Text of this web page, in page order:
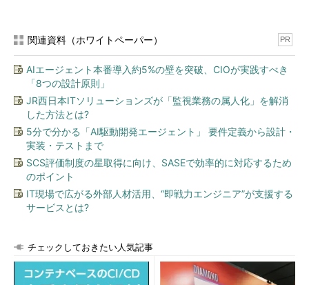
インストール作業が完了すると、［スタート］メニュー
［UltraVNC］という項目が作成される。
ビューアを起動すると、接続先や通信方法などを
（1） 接続先の指定。
関連資料（ホワイトペーパー） PR
AIエージェント本番導入約5%の壁を突破、CIOが実践すべき
「8つの設計原則」
JR西日本ITソリューションズが「監視業務の属人化」を解消
した方法とは?
5分で分かる「AI駆動開発エージェント」 要件定義から設計・
実装・テストまで
SCS評価制度の星取得に向け、SASEで効率的に対応するため
のポイント
IT現場で広がる外部人材活用、“即戦力エンジニア”が支援する
サービスとは?
チェックしておきたい人気記事